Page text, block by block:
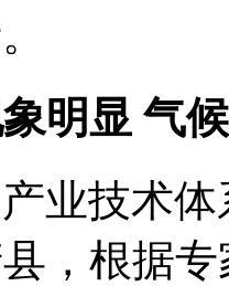
明显 气
业技术
，根据